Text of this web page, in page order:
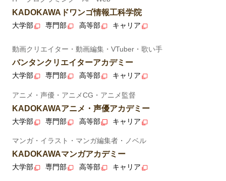
KADOKAWAドワンゴ情報工科学院
大学部 専門部 高等部 キャリア
動画クリエイター・動画編集・VTuber・歌い手
バンタンクリエイターアカデミー
大学部 専門部 高等部 キャリア
アニメ・声優・アニメCG・アニメ監督
KADOKAWAアニメ・声優アカデミー
大学部 専門部 高等部 キャリア
マンガ・イラスト・マンガ編集者・ノベル
KADOKAWAマンガアカデミー
大学部 専門部 高等部 キャリア